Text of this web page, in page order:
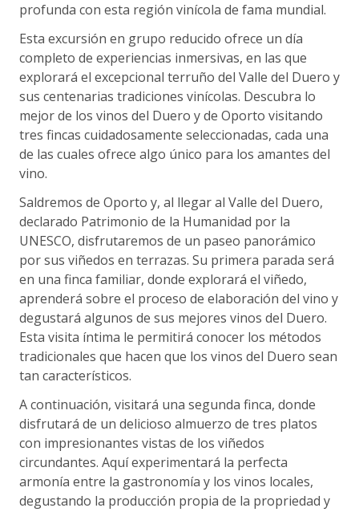
profunda con esta región vinícola de fama mundial.
Esta excursión en grupo reducido ofrece un día
completo de experiencias inmersivas, en las que
explorará el excepcional terruño del Valle del Duero y
sus centenarias tradiciones vinícolas. Descubra lo
mejor de los vinos del Duero y de Oporto visitando
tres fincas cuidadosamente seleccionadas, cada una
de las cuales ofrece algo único para los amantes del
vino.
Saldremos de Oporto y, al llegar al Valle del Duero,
declarado Patrimonio de la Humanidad por la
UNESCO, disfrutaremos de un paseo panorámico
por sus viñedos en terrazas. Su primera parada será
en una finca familiar, donde explorará el viñedo,
aprenderá sobre el proceso de elaboración del vino y
degustará algunos de sus mejores vinos del Duero.
Esta visita íntima le permitirá conocer los métodos
tradicionales que hacen que los vinos del Duero sean
tan característicos.
A continuación, visitará una segunda finca, donde
disfrutará de un delicioso almuerzo de tres platos
con impresionantes vistas de los viñedos
circundantes. Aquí experimentará la perfecta
armonía entre la gastronomía y los vinos locales,
degustando la producción propia de la propriedad y